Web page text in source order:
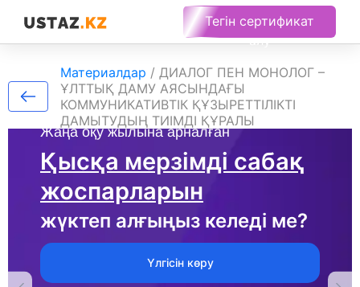
Тегін сертификат
алу
Жаңа оқу жылына арналған
Қысқа мерзімді сабақ
жоспарларын
жүктеп алғыңыз келеді ме?
Үлгісін көру
Материалдар / ДИАЛОГ ПЕН МОНОЛОГ –
ҰЛТТЫҚ ДАМУ АЯСЫНДАҒЫ
КОММУНИКАТИВТІК ҚҰЗЫРЕТТІЛІКТІ
ДАМЫТУДЫҢ ТИІМДІ ҚҰРАЛЫ